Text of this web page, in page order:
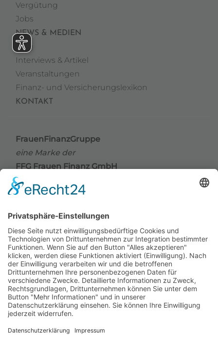
Vergütung
Jobs
NEWS & MEDIEN
Blog
Interviews & Artikel
Veranstaltungen
Finanz- und Versicherungslexikon
KONTAKT
FrauenFinanzGruppe
eine Marke der
FFG Frauen Finanz GmbH
Grindelallee 176
20144 Hamburg
Telefax +49 (0) 40 / 41 42 66 68
E-Mailinfo@frauenfinanzgruppe.de
Internetwww.frauenfinanzgruppe.de
Öffnungszeiten
Mo - Do 10:00 - 18:00 Uhr
Fr 10:00 - 16:00 Uhr
Beratung nur nach Terminvereinbarung.